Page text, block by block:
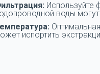
Используйте
воды могут
испортить